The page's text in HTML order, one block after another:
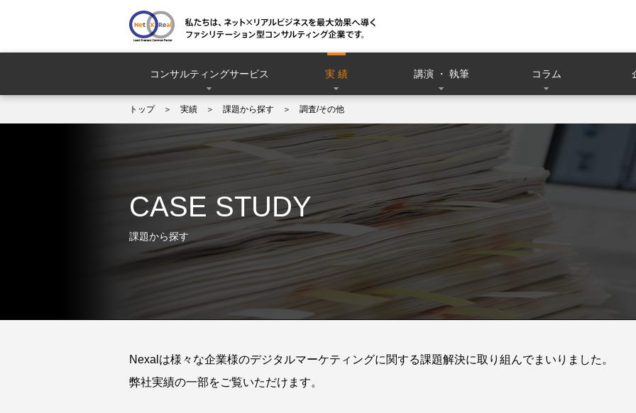
コンサルティングサービス 実 績 講演 ・ 執筆 コラム
トップ 実績 課題から探す 調査/その他
CASE STUDY
課題から探す
Nexalは様々な企業様のデジタルマーケティングに関する課題解決に取り組んでまいりました。
弊社実績の一部をご覧いただけます。